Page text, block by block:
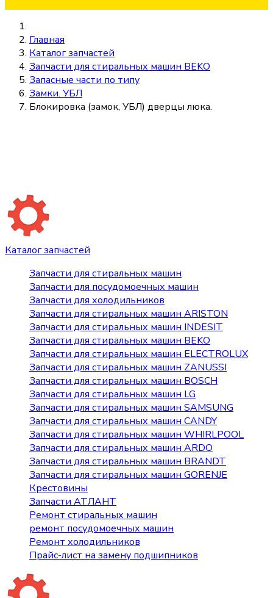
Главная
Каталог запчастей
Запчасти для стиральных машин BEKO
Запасные части по типу
Замки. УБЛ
Блокировка (замок, УБЛ) дверцы люка.
Каталог запчастей
Запчасти для стиральных машин
Запчасти для посудомоечных машин
Запчасти для холодильников
Запчасти для стиральных машин ARISTON
Запчасти для стиральных машин INDESIT
Запчасти для стиральных машин BEKO
Запчасти для стиральных машин ELECTROLUX
Запчасти для стиральных машин ZANUSSI
Запчасти для стиральных машин BOSCH
Запчасти для стиральных машин LG
Запчасти для стиральных машин SAMSUNG
Запчасти для стиральных машин CANDY
Запчасти для стиральных машин WHIRLPOOL
Запчасти для стиральных машин ARDO
Запчасти для стиральных машин BRANDT
Запчасти для стиральных машин GORENJE
Крестовины
Запчасти АТЛАНТ
Ремонт стиральных машин
ремонт посудомоечных машин
Ремонт холодильников
Прайс-лист на замену подшипников